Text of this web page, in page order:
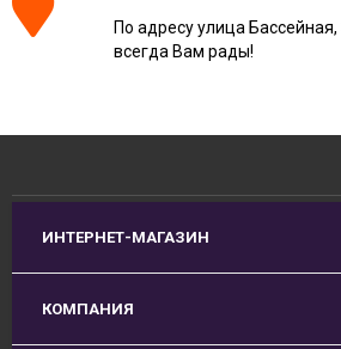
По адресу улица
всегда Вам рады!
ИНТЕРНЕТ-МАГАЗИН
КОМПАНИЯ